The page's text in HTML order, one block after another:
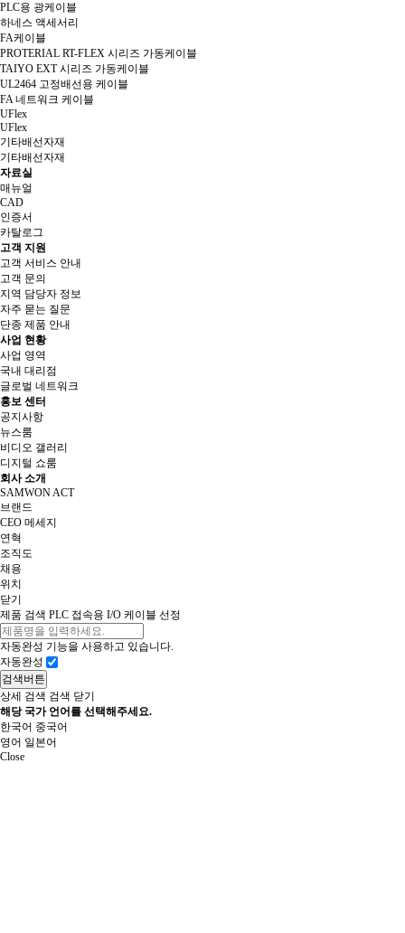
PLC용 광케이블
하네스 액세서리
FA케이블
PROTERIAL RT-FLEX 시리즈 가동케이블
TAIYO EXT 시리즈 가동케이블
UL2464 고정배선용 케이블
FA 네트워크 케이블
UFlex
UFlex
기타배선자재
기타배선자재
자료실
매뉴얼
CAD
인증서
카탈로그
고객 지원
고객 서비스 안내
고객 문의
지역 담당자 정보
자주 묻는 질문
단종 제품 안내
사업 현황
사업 영역
국내 대리점
글로벌 네트워크
홍보 센터
공지사항
뉴스룸
비디오 갤러리
디지털 쇼룸
회사 소개
SAMWON ACT
브랜드
CEO 메세지
연혁
조직도
채용
위치
닫기
제품 검색 PLC 접속용 I/O 케이블 선정
자동완성 기능을 사용하고 있습니다.
자동완성
검색버튼
상세 검색 검색 닫기
해당 국가 언어를 선택해주세요.
한국어 중국어
영어 일본어
Close